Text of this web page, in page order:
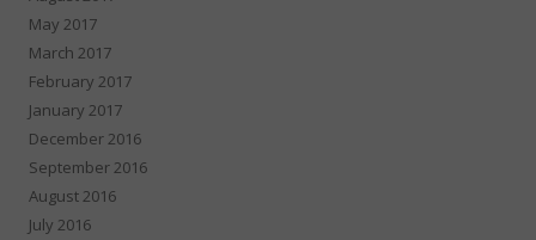
May 2017
March 2017
February 2017
January 2017
December 2016
September 2016
August 2016
July 2016